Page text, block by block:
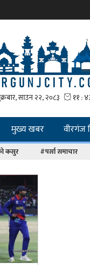
मुख्य खबर वीरगंज
कसुर #पर्सा समाचार